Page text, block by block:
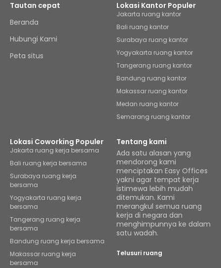
Tautan cepat
Beranda
Hubungi Kami
Peta situs
Lokasi Kantor Populer
Jakarta ruang kantor
Bali ruang kantor
Surabaya ruang kantor
Yogyakarta ruang kantor
Tangerang ruang kantor
Bandung ruang kantor
Makassar ruang kantor
Medan ruang kantor
Semarang ruang kantor
Lokasi Coworking Populer
Jakarta ruang kerja bersama
Bali ruang kerja bersama
Surabaya ruang kerja
bersama
Yogyakarta ruang kerja
bersama
Tangerang ruang kerja
bersama
Bandung ruang kerja bersama
Makassar ruang kerja
bersama
Tentang kami
Ada satu alasan yang
mendorong kami
menciptakan Easy Offices
yakni agar tempat kerja
istimewa lebih mudah
ditemukan. Kami
merangkul semua ruang
kerja di negara dan
menghimpunnya ke dalam
satu wadah.
Telusuri ruang